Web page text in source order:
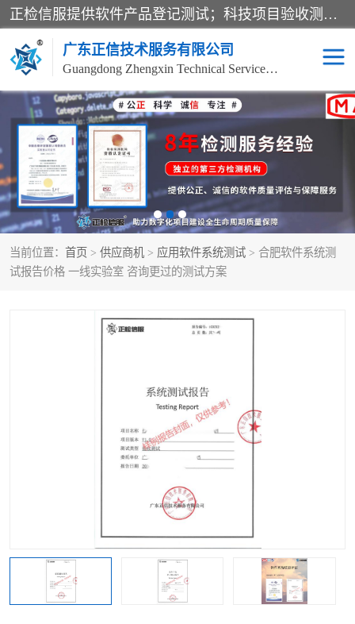
正检信服提供软件产品登记测试；科技项目验收测试；产品确认测试；功能测试；性能测试；安全测试；代码审计测试；漏洞扫描测试；渗透测试；风险评估测试；信息安全等级保护测评；双软认定；实验室建设质量体系建设；软件着作权、软件评测等服务。
广东正信技术服务有限公司
Guangdong Zhengxin Technical Service Co., Ltd
当前位置： 首页 > 供应商机 > 应用软件系统测试 > 合肥软件系统测
试报告价格 一线实验室 咨询更过的测试方案
电子政务验收测评 数字信息化验收测评
应用软件系统测试 信息系统漏洞扫描
科技成果鉴定测试 软件产品登记测试
信息安全风险评估 系统性能效率测试